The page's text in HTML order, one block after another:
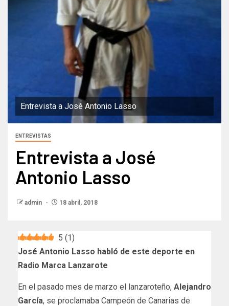
Entrevista a José Antonio Lasso
ENTREVISTAS
Entrevista a José
Antonio Lasso
admin 18 abril, 2018
5 (1)
José Antonio Lasso habló de este deporte en
Radio Marca Lanzarote
En el pasado mes de marzo el lanzaroteño, Alejandro
García, se proclamaba Campeón de Canarias de